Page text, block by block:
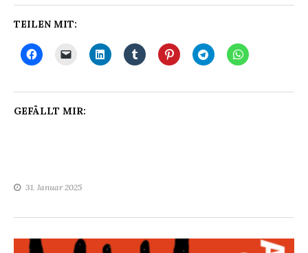
TEILEN MIT:
GEFÄLLT MIR:
31. Januar 2025